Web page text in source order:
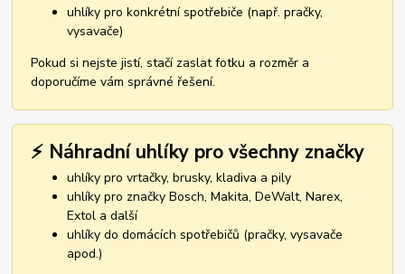
uhlíky pro konkrétní spotřebiče (např. pračky,
vysavače)
Pokud si nejste jistí, stačí zaslat fotku a rozměr a
doporučíme vám správné řešení.
⚡ Náhradní uhlíky pro všechny značky
uhlíky pro vrtačky, brusky, kladiva a pily
uhlíky pro značky Bosch, Makita, DeWalt, Narex,
Extol a další
uhlíky do domácích spotřebičů (pračky, vysavače
apod.)